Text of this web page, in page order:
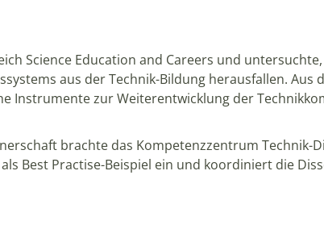
Science Education and Careers und
aus der Technik-Bildung herausfallen.
Instrumente zur Weiterentwicklung der
brachte das Kompetenzzentrum Technik-
Best Practise-Beispiel ein und koordiniert die